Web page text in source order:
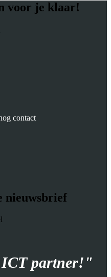
voor je klaar!
contact
nieuwsbrief
ICT partner!"